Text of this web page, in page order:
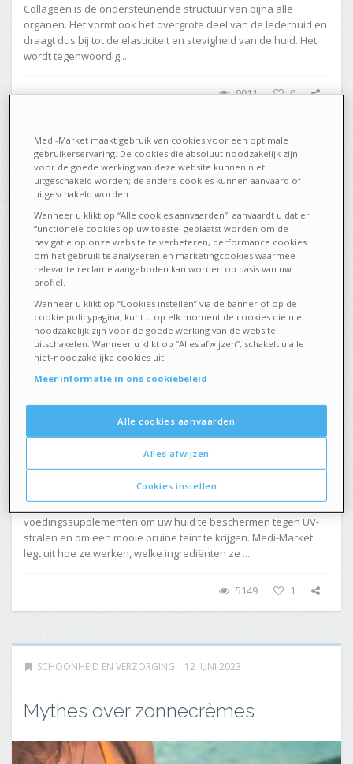
Collageen is de ondersteunende structuur van bijna alle
organen. Het vormt ook het overgrote deel van de lederhuid en
draagt dus bij tot de elasticiteit en stevigheid van de huid. Het
wordt tegenwoordig ...
9911 0
SCHOONHEID EN VERZORGING 15 JUNI 2023
Alles wat je moet weten over
zonnecapsules en -gummies
Capsules en gummies zijn doeltreffende
voedingssupplementen om uw huid te beschermen tegen UV-
stralen en om een mooie bruine teint te krijgen. Medi-Market
legt uit hoe ze werken, welke ingrediënten ze ...
5149 1
SCHOONHEID EN VERZORGING 12 JUNI 2023
Mythes over zonnecrèmes
Medi-Market maakt gebruik van cookies voor een optimale
gebruikerservaring. De cookies die absoluut noodzakelijk zijn
voor de goede werking van deze website kunnen niet
uitgeschakeld worden; de andere cookies kunnen aanvaard of
uitgeschakeld worden.
Wanneer u klikt op “Alle cookies aanvaarden”, aanvaardt u dat er
functionele cookies op uw toestel geplaatst worden om de
navigatie op onze website te verbeteren, performance cookies
om het gebruik te analyseren en marketingcookies waarmee
relevante reclame aangeboden kan worden op basis van uw
profiel.
Wanneer u klikt op “Cookies instellen” via de banner of op de
cookie policypagina, kunt u op elk moment de cookies die niet
noodzakelijk zijn voor de goede werking van de website
uitschakelen. Wanneer u klikt op “Alles afwijzen”, schakelt u alle
niet-noodzakelijke cookies uit.
Meer informatie in ons cookiebeleid
Cookies instellen
Alles afwijzen
Alle cookies aanvaarden